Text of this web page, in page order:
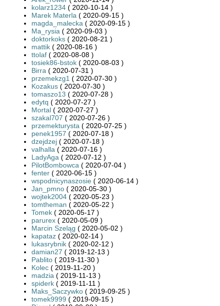
kolarz1234 ( 2020-10-14 )
Marek Materla ( 2020-09-15 )
magda_malecka ( 2020-09-15 )
Ma_rysia ( 2020-09-03 )
doktorkoks ( 2020-08-21 )
mattik ( 2020-08-16 )
ttolaf ( 2020-08-08 )
tosiek86-bstok ( 2020-08-03 )
Birra ( 2020-07-31 )
przemekzg1 ( 2020-07-30 )
Kozakus ( 2020-07-30 )
tomaszo13 ( 2020-07-28 )
edytq ( 2020-07-27 )
Mortal ( 2020-07-27 )
szakal707 ( 2020-07-26 )
przemekturysta ( 2020-07-25 )
penek1957 ( 2020-07-18 )
dzejdzej ( 2020-07-18 )
valhalla ( 2020-07-16 )
LadyAga ( 2020-07-12 )
PilotBombowca ( 2020-07-04 )
fenter ( 2020-06-15 )
wspodnicynaszosie ( 2020-06-14 )
Jan_pmno ( 2020-05-30 )
wojtek2004 ( 2020-05-23 )
tomtheman ( 2020-05-22 )
Tomek ( 2020-05-17 )
parurex ( 2020-05-09 )
Marcin Szeląg ( 2020-05-02 )
kapataz ( 2020-02-14 )
lukasrybnik ( 2020-02-12 )
damian27 ( 2019-12-13 )
Pablito ( 2019-11-30 )
Kolec ( 2019-11-20 )
madzia ( 2019-11-13 )
spiderk ( 2019-11-11 )
Maks_Saczywko ( 2019-09-25 )
tomek9999 ( 2019-09-15 )